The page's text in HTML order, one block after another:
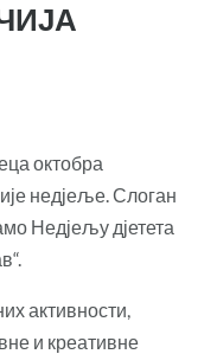
октобра
недјеље. Слоган
Недјељу дјетета
активности,
и креативне